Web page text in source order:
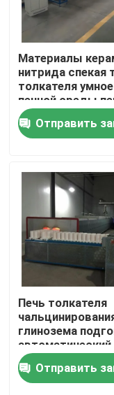
Продукты
О нас
Проверка
Новости
Случаи
Спросите цитату
Материалы
нитрида спекая
толкателя умное
печной среды
полностью
автоматическое
Отправить
Печь толкателя
глинозема
автоматический
непрерывный газ
спекать
Отправить